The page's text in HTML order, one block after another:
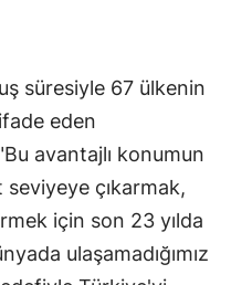
süresiyle 67 ülkenin
eden
avantajlı konumun
çıkarmak,
için son 23 yılda
ulaşamadığımız